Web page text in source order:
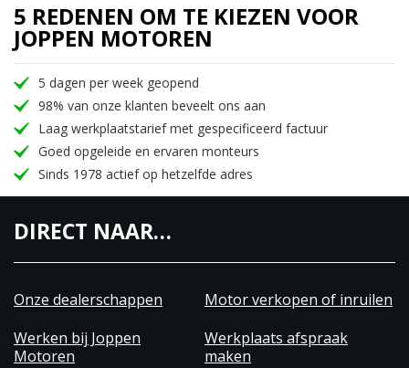
5 REDENEN OM TE KIEZEN VOOR
JOPPEN MOTOREN
5 dagen per week geopend
98% van onze klanten beveelt ons aan
Laag werkplaatstarief met gespecificeerd factuur
Goed opgeleide en ervaren monteurs
Sinds 1978 actief op hetzelfde adres
DIRECT NAAR…
Onze dealerschappen
Motor verkopen of inruilen
Werken bij Joppen
Motoren
Werkplaats afspraak
maken